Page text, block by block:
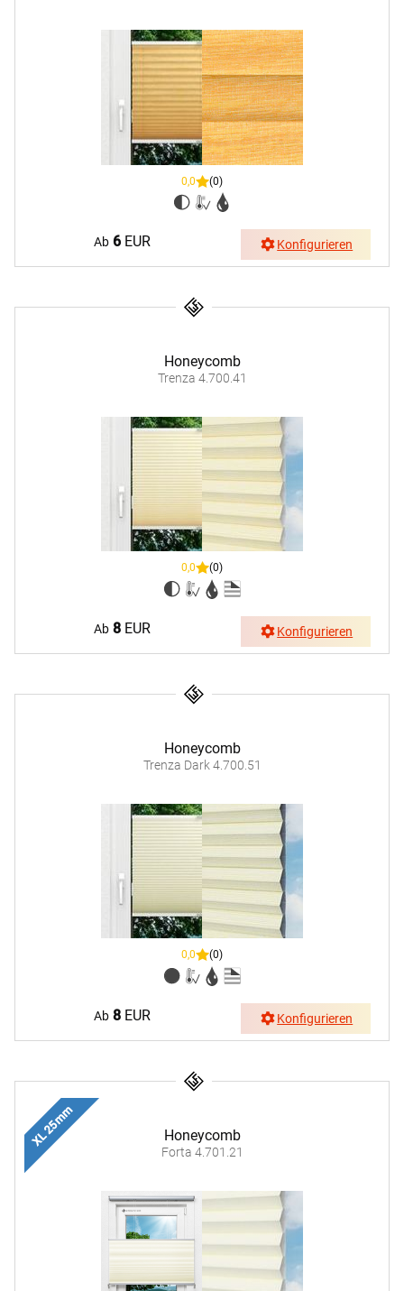
0,0 (0)
Ab 6EUR Konfigurieren
Honeycomb
Trenza 4.700.41
0,0 (0)
Ab 8EUR Konfigurieren
Honeycomb
Trenza Dark 4.700.51
0,0 (0)
Ab 8EUR Konfigurieren
Honeycomb
Forta 4.701.21
XL 25 mm